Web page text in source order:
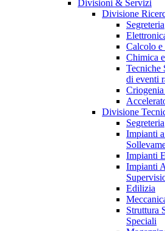
Divisioni & Servizi
Divisione
Segreteria
Calcolo e
Chimica
Tecniche
di eventi
Divisione
Segreteria
Impianti
Impianti
Impianti
Edilizia
Struttura
Speciali